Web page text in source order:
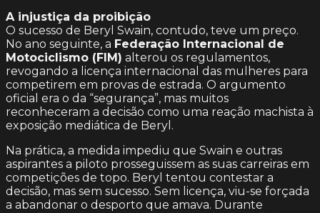
A injustiça da proibição
O sucesso de Beryl Swain, contudo, teve um preço.
No ano seguinte, a Federação Internacional de
Motociclismo (FIM) alterou os regulamentos,
revogando a licença internacional das mulheres para
competirem em provas de estrada. O argumento
oficial era o da “segurança”, mas muitos
reconheceram a decisão como uma reação machista à
exposição mediática de Beryl.
Na prática, a medida impediu que Swain e outras
aspirantes a piloto prosseguissem as suas carreiras em
competições de topo. Beryl tentou contestar a
decisão, mas sem sucesso. Sem licença, viu-se forçada
a abandonar o desporto que amava. Durante